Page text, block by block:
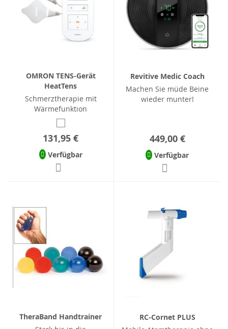
OMRON TENS-Gerät
HeatTens
Schmerztherapie mit
Wärmefunktion
131,95 €
Verfügbar
Revitive Medic Coach
Machen Sie müde Beine
wieder munter!
449,00 €
Verfügbar
TheraBand Handtrainer
RC-Cornet PLUS